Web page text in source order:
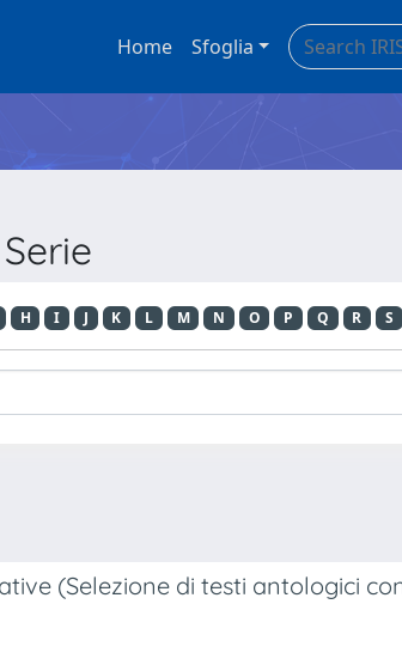
Home Sfoglia
H I J K L M N O P Q R S
(Selezione di testi antologici